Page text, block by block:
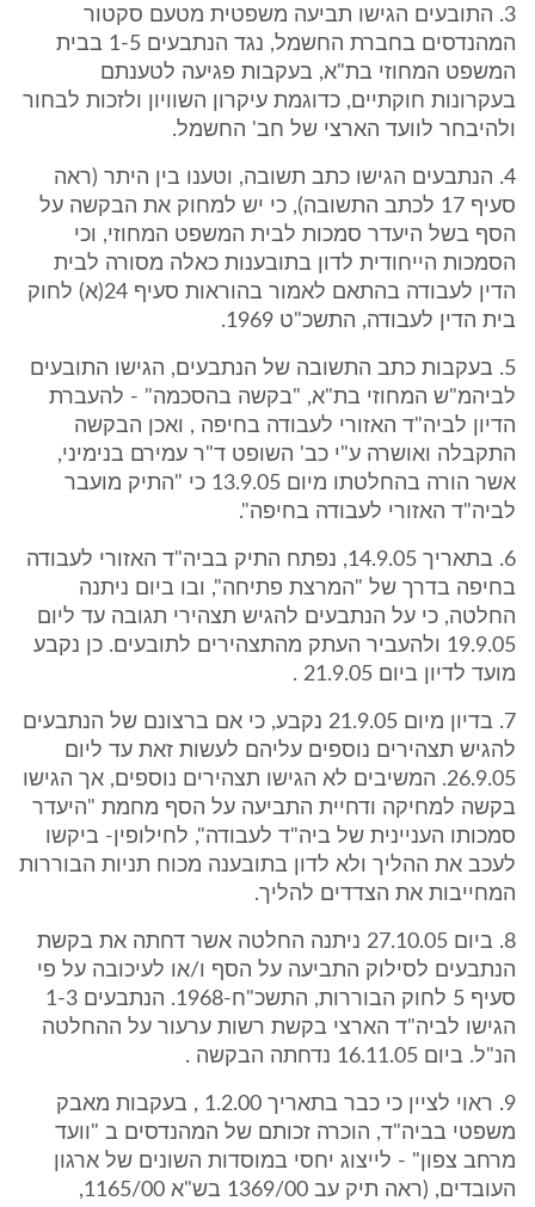
3. התובעים הגישו תביעה משפטית מטעם סקטור
המהנדסים בחברת החשמל, נגד הנתבעים 1-5 בבית
המשפט המחוזי בת"א, בעקבות פגיעה לטענתם
בעקרונות חוקתיים, כדוגמת עיקרון השוויון ולזכות לבחור
ולהיבחר לוועד הארצי של חב' החשמל.
4. הנתבעים הגישו כתב תשובה, וטענו בין היתר (ראה
סעיף 17 לכתב התשובה), כי יש למחוק את הבקשה על
הסף בשל היעדר סמכות לבית המשפט המחוזי, וכי
הסמכות הייחודית לדון בתובענות כאלה מסורה לבית
הדין לעבודה בהתאם לאמור בהוראות סעיף 24(א) לחוק
בית הדין לעבודה, התשכ"ט 1969.
5. בעקבות כתב התשובה של הנתבעים, הגישו התובעים
לביהמ"ש המחוזי בת"א, "בקשה בהסכמה" - להעברת
הדיון לביה"ד האזורי לעבודה בחיפה , ואכן הבקשה
התקבלה ואושרה ע"י כב' השופט ד"ר עמירם בנימיני,
אשר הורה בהחלטתו מיום 13.9.05 כי "התיק מועבר
לביה"ד האזורי לעבודה בחיפה".
6. בתאריך 14.9.05, נפתח התיק בביה"ד האזורי לעבודה
בחיפה בדרך של "המרצת פתיחה", ובו ביום ניתנה
החלטה, כי על הנתבעים להגיש תצהירי תגובה עד ליום
19.9.05 ולהעביר העתק מהתצהירים לתובעים. כן נקבע
מועד לדיון ביום 21.9.05 .
7. בדיון מיום 21.9.05 נקבע, כי אם ברצונם של הנתבעים
להגיש תצהירים נוספים עליהם לעשות זאת עד ליום
26.9.05. המשיבים לא הגישו תצהירים נוספים, אך הגישו
בקשה למחיקה ודחיית התביעה על הסף מחמת "היעדר
סמכותו העניינית של ביה"ד לעבודה", לחילופין- ביקשו
לעכב את ההליך ולא לדון בתובענה מכוח תניות הבוררות
המחייבות את הצדדים להליך.
8. ביום 27.10.05 ניתנה החלטה אשר דחתה את בקשת
הנתבעים לסילוק התביעה על הסף ו/או לעיכובה על פי
סעיף 5 לחוק הבוררות, התשכ"ח-1968. הנתבעים 1-3
הגישו לביה"ד הארצי בקשת רשות ערעור על ההחלטה
הנ"ל. ביום 16.11.05 נדחתה הבקשה .
9. ראוי לציין כי כבר בתאריך 1.2.00 , בעקבות מאבק
משפטי בביה"ד, הוכרה זכותם של המהנדסים ב "וועד
מרחב צפון" - לייצוג יחסי במוסדות השונים של ארגון
העובדים, (ראה תיק עב 1369/00 בש"א 1165/00,